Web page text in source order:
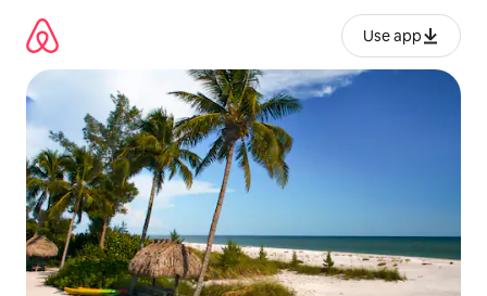
kwenda
kwenye
maudhui
Use app